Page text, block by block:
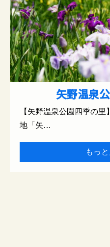
矢野温泉
【矢野温泉公園四季の
地「矢…
もっ